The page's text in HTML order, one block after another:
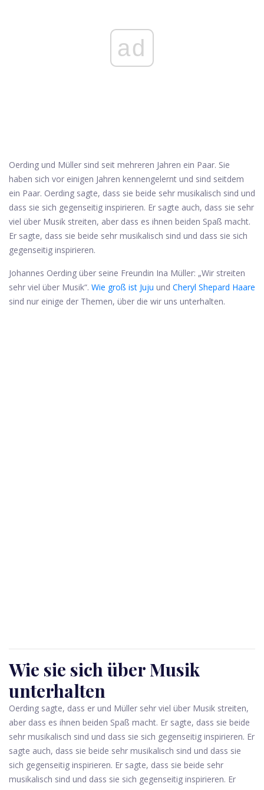
ad
Oerding und Müller sind seit mehreren Jahren ein Paar. Sie
haben sich vor einigen Jahren kennengelernt und sind seitdem
ein Paar. Oerding sagte, dass sie beide sehr musikalisch sind und
dass sie sich gegenseitig inspirieren. Er sagte auch, dass sie sehr
viel über Musik streiten, aber dass es ihnen beiden Spaß macht.
Er sagte, dass sie beide sehr musikalisch sind und dass sie sich
gegenseitig inspirieren.
Johannes Oerding über seine Freundin Ina Müller: „Wir streiten
sehr viel über Musik“. Wie groß ist Juju und Cheryl Shepard Haare
sind nur einige der Themen, über die wir uns unterhalten.
Wie sie sich über Musik
unterhalten
Oerding sagte, dass er und Müller sehr viel über Musik streiten,
aber dass es ihnen beiden Spaß macht. Er sagte, dass sie beide
sehr musikalisch sind und dass sie sich gegenseitig inspirieren. Er
sagte auch, dass sie beide sehr musikalisch sind und dass sie
sich gegenseitig inspirieren. Er sagte, dass sie beide sehr
musikalisch sind und dass sie sich gegenseitig inspirieren. Er